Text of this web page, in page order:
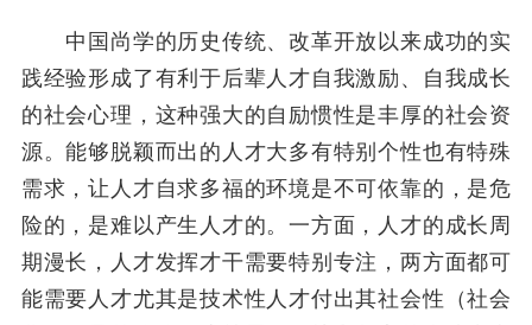
中国尚学的历史传统、改革开放以来成功的实
践经验形成了有利于后辈人才自我激励、自我成长
的社会心理，这种强大的自励惯性是丰厚的社会资
源。能够脱颖而出的人才大多有特别个性也有特殊
需求，让人才自求多福的环境是不可依靠的，是危
险的，是难以产生人才的。一方面，人才的成长周
期漫长，人才发挥才干需要特别专注，两方面都可
能需要人才尤其是技术性人才付出其社会性（社会